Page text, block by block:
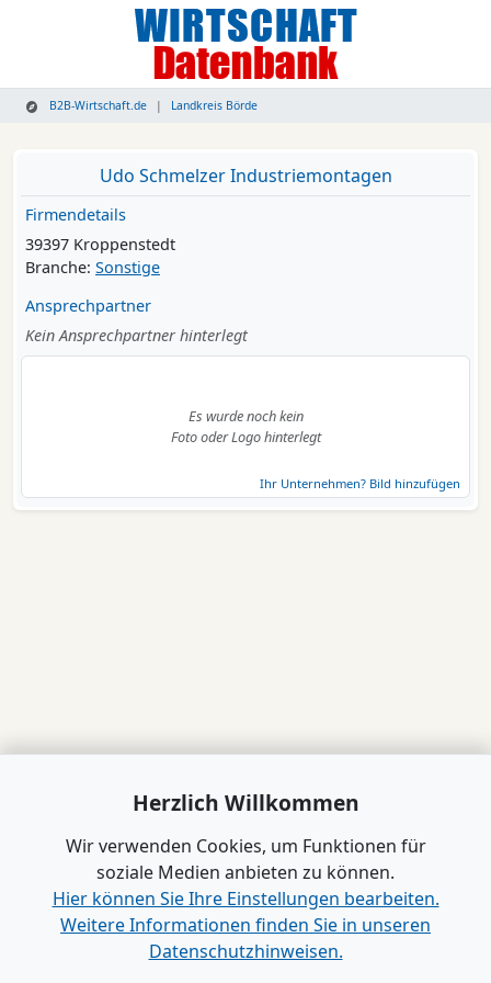
B2B-Wirtschaft.de Landkreis Börde
Udo Schmelzer Industriemontagen
Firmendetails
39397 Kroppenstedt
Branche: Sonstige
Ansprechpartner
Kein Ansprechpartner hinterlegt
Es wurde noch kein
Foto oder Logo hinterlegt
Ihr Unternehmen? Bild hinzufügen
Herzlich Willkommen
Wir verwenden Cookies, um Funktionen für
soziale Medien anbieten zu können.
Hier können Sie Ihre Einstellungen bearbeiten.
Weitere Informationen finden Sie in unseren
Datenschutzhinweisen.